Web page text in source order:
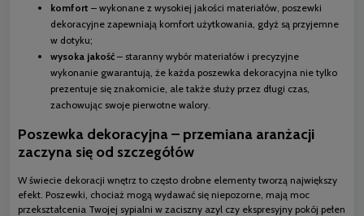
komfort – wykonane z wysokiej jakości materiałów, poszewki
dekoracyjne zapewniają komfort użytkowania, gdyż są przyjemne
w dotyku;
wysoka jakość – staranny wybór materiałów i precyzyjne
wykonanie gwarantują, że każda poszewka dekoracyjna nie tylko
prezentuje się znakomicie, ale także służy przez długi czas,
zachowując swoje pierwotne walory.
Poszewka dekoracyjna – przemiana aranżacji
zaczyna się od szczegółów
W świecie dekoracji wnętrz to często drobne elementy tworzą największy
efekt. Poszewki, chociaż mogą wydawać się niepozorne, mają moc
przekształcenia Twojej sypialni w zaciszny azyl czy ekspresyjny pokój pełen